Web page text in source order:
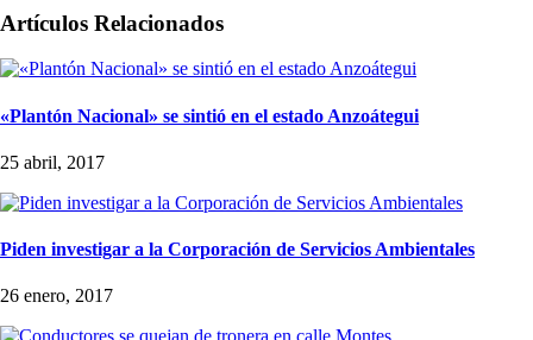
Artículos Relacionados
«Plantón Nacional» se sintió en el estado Anzoátegui
25 abril, 2017
Piden investigar a la Corporación de Servicios Ambientales
26 enero, 2017